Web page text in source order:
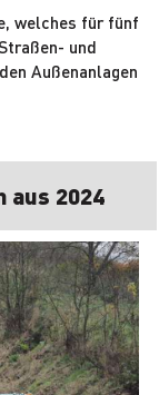
welches für fünf
und
Außenanlagen
aus 2024